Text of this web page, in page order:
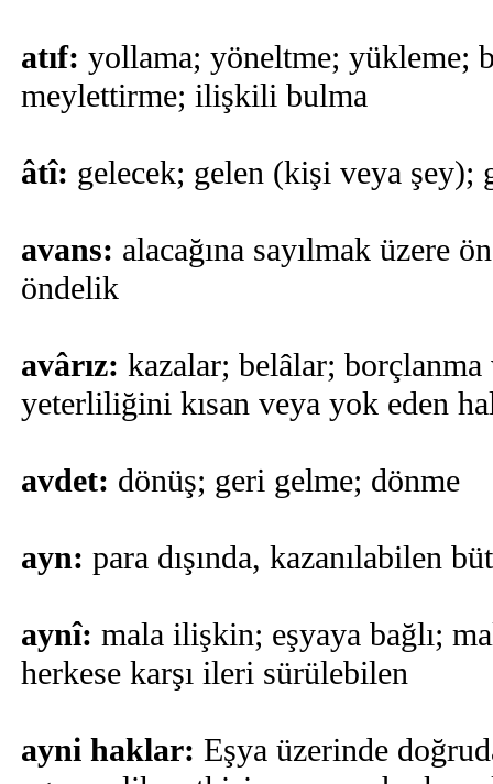
atıf: yollama; yöneltme; yükleme;
meylettirme; ilişkili bulma
âtî: gelecek; gelen (kişi veya şey);
avans: alacağına sayılmak üzere
öndelik
avârız: kazalar; belâlar; borçlanma
yeterliliğini kısan veya yok eden
avdet: dönüş; geri gelme; dönme
ayn: para dışında, kazanılabilen
aynî: mala ilişkin; eşyaya bağlı;
herkese karşı ileri sürülebilen
ayni haklar: Eşya üzerinde